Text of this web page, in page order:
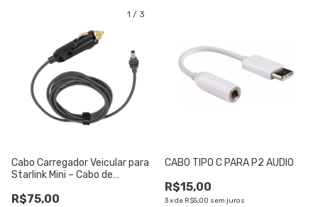
1 / 3
Cabo Carregador Veicular para
Starlink Mini – Cabo de
Metros)
R$75,00
CABO TIPO C PARA P2 AUDIO
R$15,00
3xde R$5,00 sem juros